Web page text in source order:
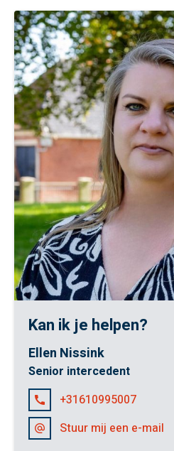
Kan ik je helpen?
Ellen Nissink
Senior intercedent
+31610995007
Stuur mij een e-mail